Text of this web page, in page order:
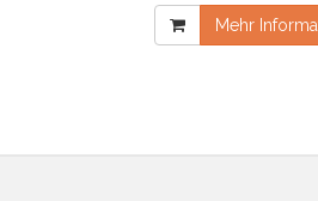
Mehr